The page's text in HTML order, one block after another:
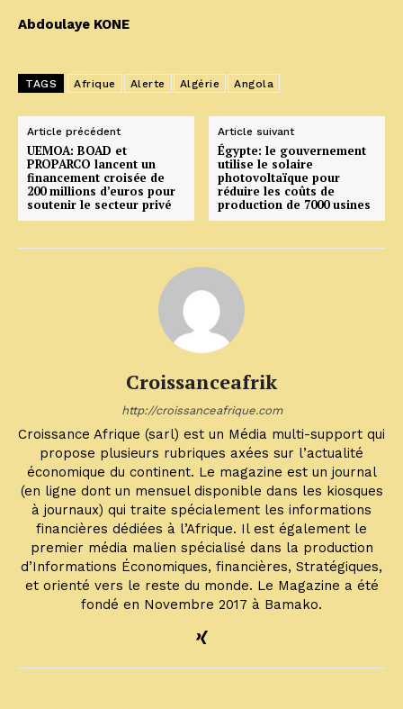
Abdoulaye KONE
TAGS Afrique Alerte Algérie Angola
Article précédent
UEMOA: BOAD et
PROPARCO lancent un
financement croisée de
200 millions d’euros pour
soutenir le secteur privé
Article suivant
Égypte: le gouvernement
utilise le solaire
photovoltaïque pour
réduire les coûts de
production de 7000 usines
Croissanceafrik
http://croissanceafrique.com
Croissance Afrique (sarl) est un Média multi-support qui
propose plusieurs rubriques axées sur l’actualité
économique du continent. Le magazine est un journal
(en ligne dont un mensuel disponible dans les kiosques
à journaux) qui traite spécialement les informations
financières dédiées à l’Afrique. Il est également le
premier média malien spécialisé dans la production
d’Informations Économiques, financières, Stratégiques,
et orienté vers le reste du monde. Le Magazine a été
fondé en Novembre 2017 à Bamako.